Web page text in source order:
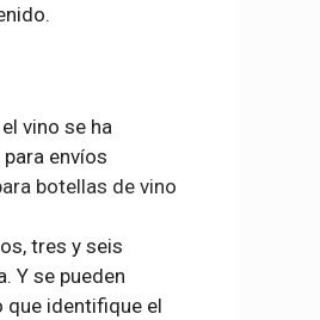
vino se ha
envíos
botellas de vino
tres y seis
Y se pueden
que identifique el